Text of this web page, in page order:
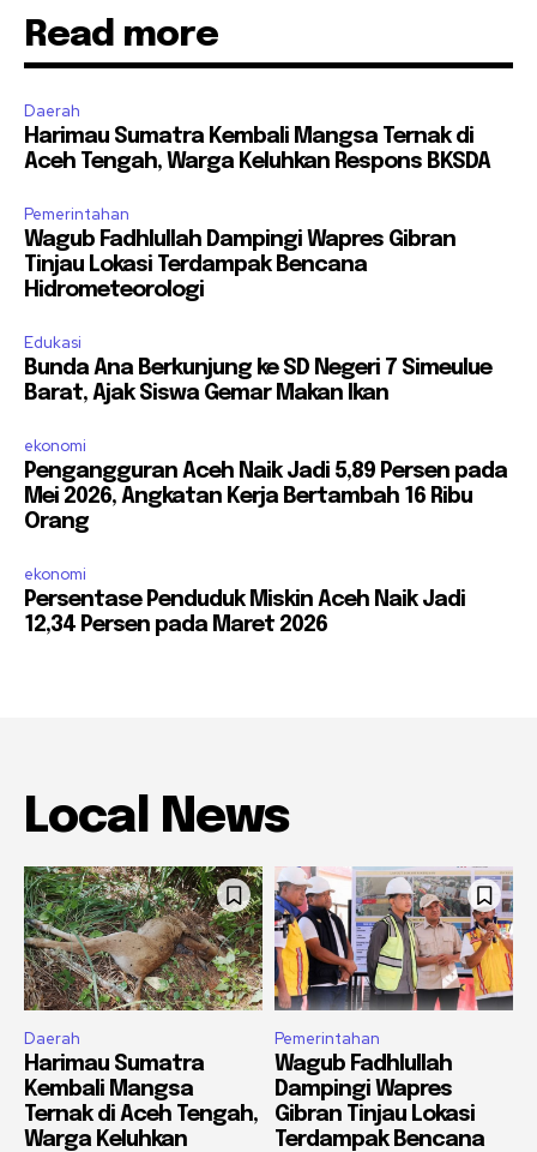
Read more
Daerah
Harimau Sumatra Kembali Mangsa Ternak di
Aceh Tengah, Warga Keluhkan Respons BKSDA
Pemerintahan
Wagub Fadhlullah Dampingi Wapres Gibran
Tinjau Lokasi Terdampak Bencana
Hidrometeorologi
Edukasi
Bunda Ana Berkunjung ke SD Negeri 7 Simeulue
Barat, Ajak Siswa Gemar Makan Ikan
ekonomi
Pengangguran Aceh Naik Jadi 5,89 Persen pada
Mei 2026, Angkatan Kerja Bertambah 16 Ribu
Orang
ekonomi
Persentase Penduduk Miskin Aceh Naik Jadi
12,34 Persen pada Maret 2026
Local News
Daerah
Harimau Sumatra
Kembali Mangsa
Ternak di Aceh Tengah,
Warga Keluhkan
Pemerintahan
Wagub Fadhlullah
Dampingi Wapres
Gibran Tinjau Lokasi
Terdampak Bencana